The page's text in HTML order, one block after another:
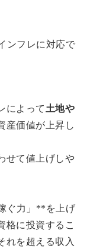
ンフレに対応で
によって土地や
産価値が上昇し
せて値上げしや
ぐ力」**を上げ
格に投資するこ
れを超える収入